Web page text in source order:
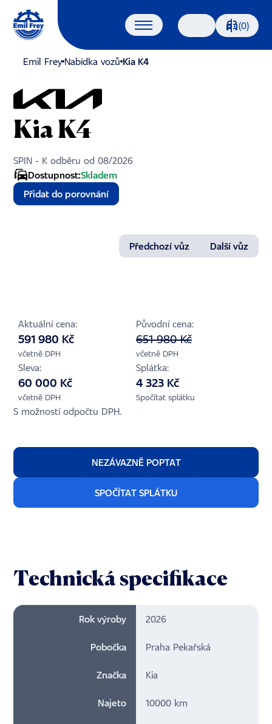
Vyhledávání (0)
Emil Frey Nabídka vozů Kia K4
Kia K4
SPIN - K odběru od 08/2026
Dostupnost:Skladem
Přidat do porovnání
Předchozí vůz Další vůz
1/16
Aktuální cena:
591 980 Kč
včetně DPH
Původní cena:
651 980 Kč
včetně DPH
Sleva:
60 000 Kč
včetně DPH
Splátka:
4 323 Kč
Spočítat splátku
S možností odpočtu DPH.
NEZÁVAZNĚ POPTAT
SPOČÍTAT SPLÁTKU
Technická specifikace
Rok výroby 2026
Pobočka Praha Pekařská
Značka Kia
Najeto 10000 km